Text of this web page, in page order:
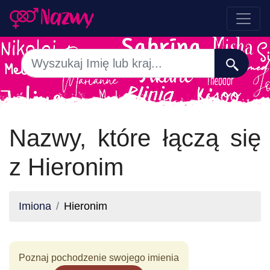
Nazwy, które łączą się
z Hieronim
Imiona Hieronim
Poznaj pochodzenie swojego imienia